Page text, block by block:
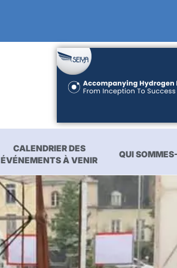
CALENDRIER DES
ÉVÉNEMENTS À VENIR
QUI